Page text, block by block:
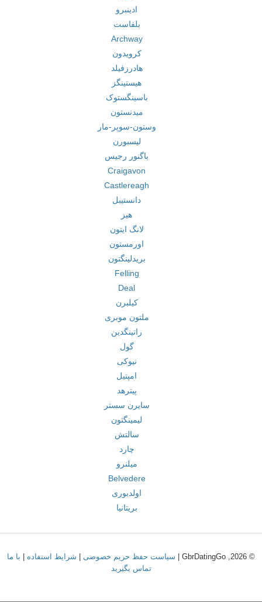
ادینبرو
بلفاست
Archway
کرویدون
هادرزفیلد
هیستینگز
باسینگستوک
میدنستون
وستون-سوپر-مار
لیسبورن
باگنور رجیس
Craigavon
Castlereagh
دانستیبل
هیز
لانگ ایتون
اورمستون
بریدلینگتون
Felling
Deal
کیلبرن
ملتون موبری
راتینگدین
گول
نیوکی
امپتیل
پیترهد
سایرن سستر
لیمینگتون
سالتش
چارد
میلنرو
Belvedere
اولدبوری
بریتانیا
© 2026, GbrDatingGo | سیاست حفظ حریم خصوصی شرایط استفاده
با ما
تماس بگیرید